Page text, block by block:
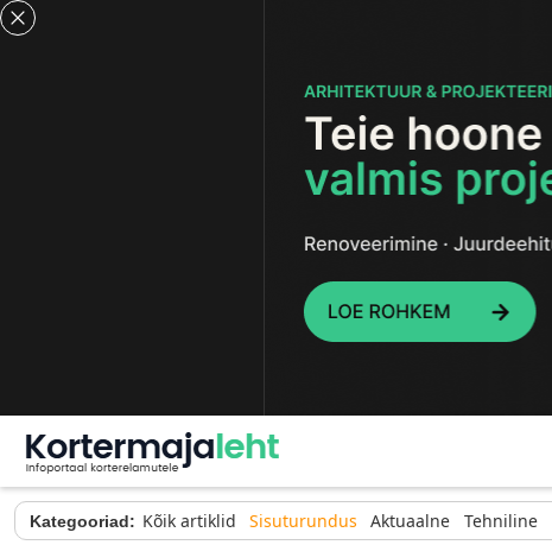
Kategooriad: Kõik artiklid Sisuturundus Aktuaalne Tehniline